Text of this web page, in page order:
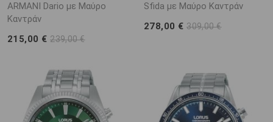
ARΜΑΝΙ Dario με Μαύρο
Καντράν
215,00 €239,00 €
Sfida με Μαύρο Καντράν
278,00 €309,00 €